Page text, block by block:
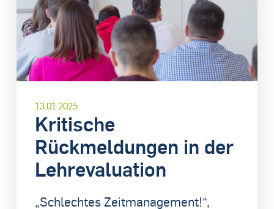
13.01.2025
Kritische
Rückmeldungen in der
Lehrevaluation
„Schlechtes Zeitmanagement!“,